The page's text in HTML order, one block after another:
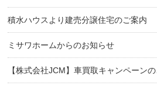
積水ハウスより建売分譲住宅のご案内
ミサワホームからのお知らせ
【株式会社JCM】車買取キャンペーン